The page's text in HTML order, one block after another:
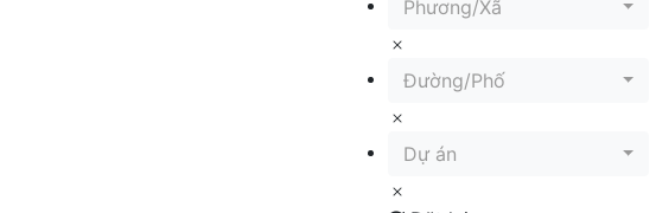
Phương/Xã
Đường/Phố
Dự án